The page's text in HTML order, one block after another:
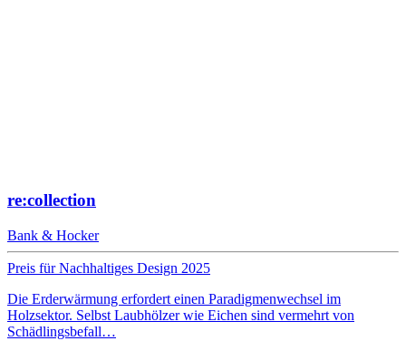
re:collection
Bank & Hocker
Preis für Nachhaltiges Design 2025
Die Erderwärmung erfordert einen Paradigmenwechsel im
Holzsektor. Selbst Laubhölzer wie Eichen sind vermehrt von
Schädlingsbefall…